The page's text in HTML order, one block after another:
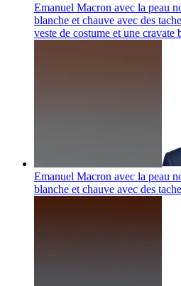
Emanuel Macron avec la peau
blanche et chauve avec des
veste de costume et une cravate
Emanuel Macron avec la peau
blanche et chauve avec des